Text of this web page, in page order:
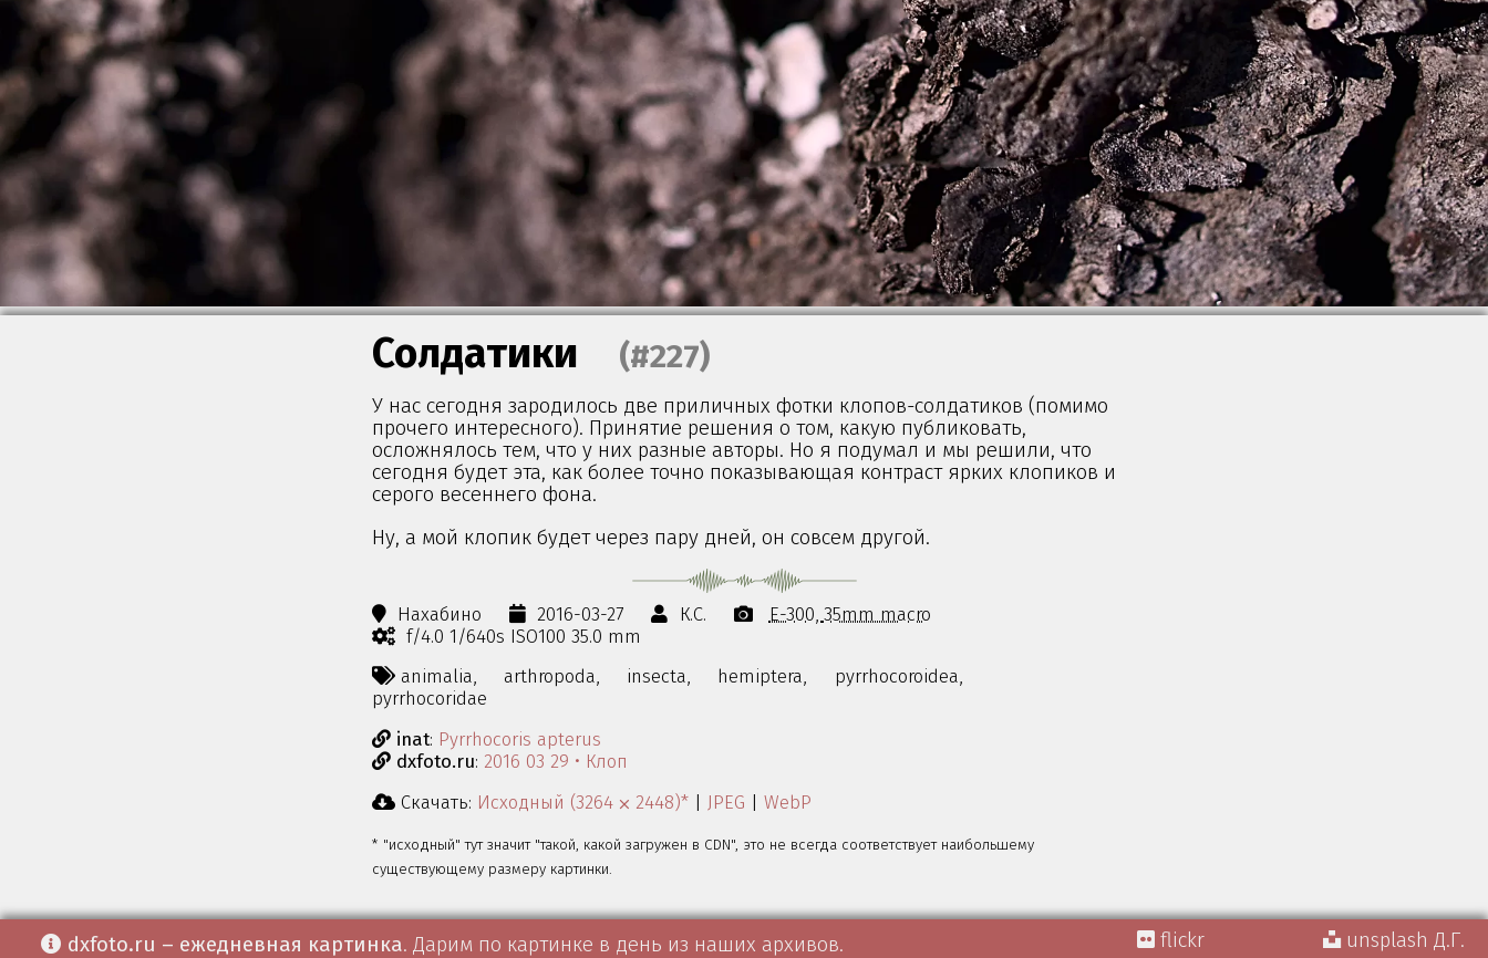
Солдатики (#227)
У нас сегодня зародилось две приличных фотки клопов-солдатиков (помимо
прочего интересного). Принятие решения о том, какую публиковать,
осложнялось тем, что у них разные авторы. Но я подумал и мы решили, что
сегодня будет эта, как более точно показывающая контраст ярких клопиков и
серого весеннего фона.
Ну, а мой клопик будет через пару дней, он совсем другой.
Нахабино 2016-03-27 К.С. E-300 35mm macro
f/4.0 1/640s ISO100 35.0 mm
animalia,
arthropoda, insecta, hemiptera,
pyrrhocoroidea,
pyrrhocoridae
inat: Pyrrhocoris apterus
dxfoto.ru: 2016 03 29 • Клоп
Скачать: Исходный (3264 ⨉ 2448)* JPEG WebP
* "исходный" тут значит "такой, какой загружен в CDN", это не всегда соответствует наибольшему
существующему размеру картинки.
dxfoto.ru – ежедневная картинка. Дарим по картинке в день из наших архивов. flickr unsplash Д.Г.